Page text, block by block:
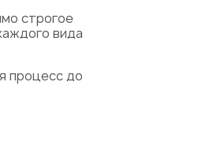
строгое
вида
процесс до